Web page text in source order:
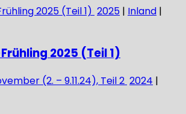
2025 | Inland |
2025 (Teil 1)
2024 |